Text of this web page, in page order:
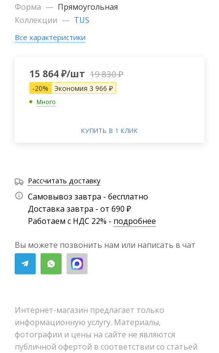
Форма — Прямоугольная
Коллекции — TUS
Все характеристики
15 864₽/шт 19 830₽
-20% Экономия 3 966 ₽
Много
КУПИТЬ В 1 КЛИК
Рассчитать доставку
Самовывоз завтра - бесплатно
Доставка завтра - от 690 ₽
Работаем с НДС 22% - подробнее
Вы можете позвонить нам или написать в чат
Интернет-магазин предлагает только
информационную услугу. Материалы,
фотографии и цены на сайте не являются
публичной офертой в соответствии со статьей